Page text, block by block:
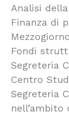
Analisi
Finanza di
Fondi
Segreteria
Centro
Segreteria